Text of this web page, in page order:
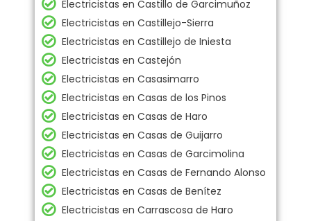
Electricistas en Castillo de Garcimuñoz
Electricistas en Castillejo-Sierra
Electricistas en Castillejo de Iniesta
Electricistas en Castejón
Electricistas en Casasimarro
Electricistas en Casas de los Pinos
Electricistas en Casas de Haro
Electricistas en Casas de Guijarro
Electricistas en Casas de Garcimolina
Electricistas en Casas de Fernando Alonso
Electricistas en Casas de Benítez
Electricistas en Carrascosa de Haro